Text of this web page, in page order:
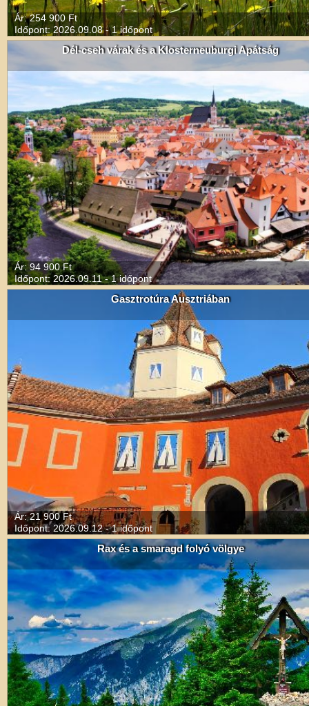
Ár: 254 900 Ft
Időpont: 2026.09.08 - 1 időpont
Dél-cseh várak és a Klosterneuburgi Apátság
Ár: 94 900 Ft
Időpont: 2026.09.11 - 1 időpont
Gasztrotúra Ausztriában
Ár: 21 900 Ft
Időpont: 2026.09.12 - 1 időpont
Rax és a smaragd folyó völgye